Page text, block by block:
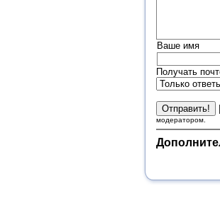
Ваше имя
Получать
модератором.